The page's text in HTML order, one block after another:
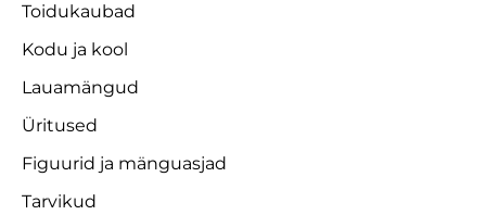
Toidukaubad
Kodu ja kool
Lauamängud
Üritused
Figuurid ja mänguasjad
Tarvikud